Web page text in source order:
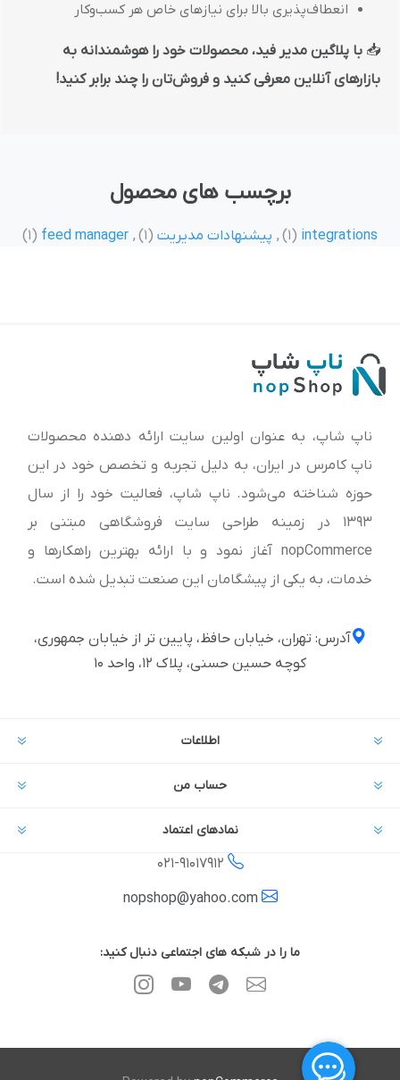
انعطاف‌پذیری بالا برای نیازهای خاص هر کسب‌وکار
📥 با پلاگین مدیر فید، محصولات خود را هوشمندانه به
بازارهای آنلاین معرفی کنید و فروش‌تان را چند برابر کنید!
برچسب های محصول
integrations
(1)
, پیشنهادات مدیریت (1)
,
feed manager
(1)
ناپ شاپ، به عنوان اولین سایت ارائه‌ دهنده محصولات
ناپ کامرس در ایران، به دلیل تجربه و تخصص خود در این
حوزه شناخته می‌شود. ناپ شاپ، فعالیت خود را از سال
1393 در زمینه طراحی سایت فروشگاهی مبتنی بر
nopCommerce آغاز نمود و با ارائه بهترین راهکارها و
خدمات، به یکی از پیشگامان این صنعت تبدیل شده است.
آدرس: تهران، خیابان حافظ، پایین تر از خیابان جمهوری،
کوچه حسین حسنی، پلاک ۱۲، واحد ۱۰
اطلاعات
حساب من
نمادهای اعتماد
021-91017912
ما را در شبکه های اجتماعی دنبال کنید: